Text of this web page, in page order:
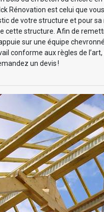
Rénovation est celui que
de votre structure et pour sa
cette structure. Afin de
sur une équipe
conforme aux règles de
un devis !